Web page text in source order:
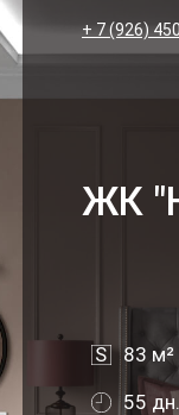
ЖК
+ 7 (926)
83 м²
S
55 дн.